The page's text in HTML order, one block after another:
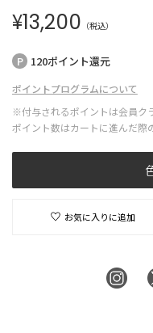
¥13,200 （税込）
120ポイント還元
ポイントプログラムについて
※付与されるポイントは会員ク
ポイント数はカートに進んだ際
お気に入りに追加